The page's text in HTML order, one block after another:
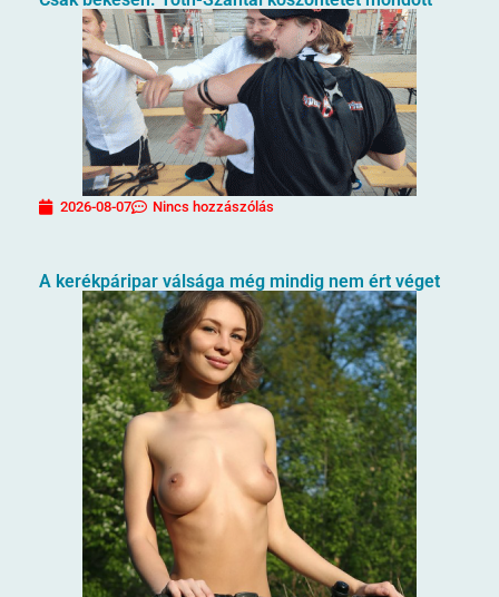
2026-08-07 Nincs hozzászólás
A kerékpáripar válsága még mindig nem ért véget